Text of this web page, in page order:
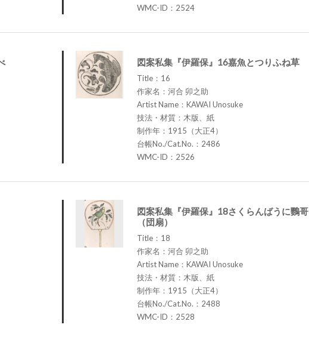
WMC-ID：2524
図案私集『伊羅保』16嘉魚とつりふね草
Title：16
作家名：河合 卯之助
Artist Name：KAWAI Unosuke
技法・材質：木版、紙
制作年：1915（大正4）
台帳No./Cat.No.：2486
WMC-ID：2526
図案私集『伊羅保』18さくらんばうに鸚哥
（団扇）
Title：18
作家名：河合 卯之助
Artist Name：KAWAI Unosuke
技法・材質：木版、紙
制作年：1915（大正4）
台帳No./Cat.No.：2488
WMC-ID：2528